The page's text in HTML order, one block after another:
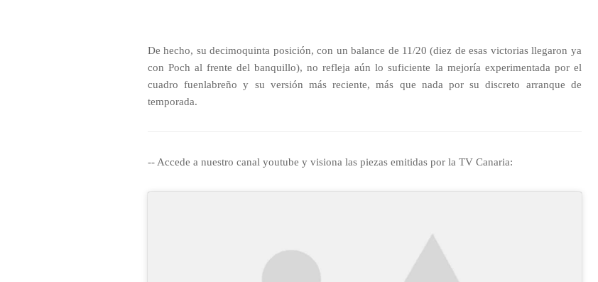
De hecho, su decimoquinta posición, con un balance de 11/20 (diez de esas victorias llegaron ya
con Poch al frente del banquillo), no refleja aún lo suficiente la mejoría experimentada por el
cuadro fuenlabreño y su versión más reciente, más que nada por su discreto arranque de
temporada.
-- Accede a nuestro canal youtube y visiona las piezas emitidas por la TV Canaria: